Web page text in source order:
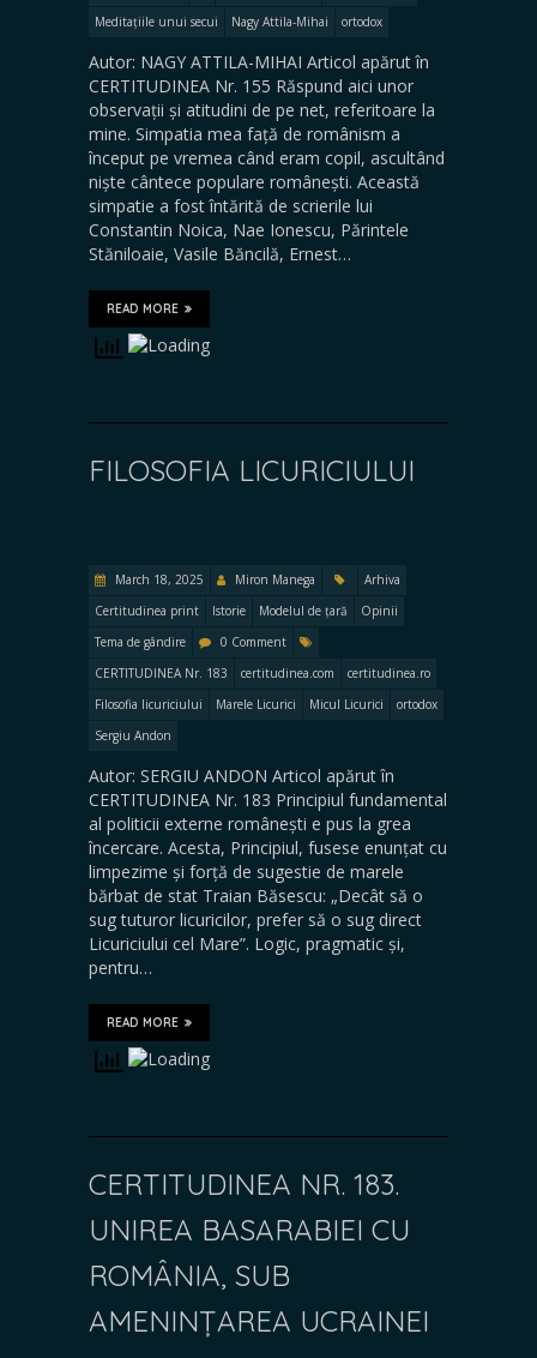
Meditațiile unui secui
Nagy Attila-Mihai ortodox
Autor: NAGY ATTILA-MIHAI Articol apărut în
CERTITUDINEA Nr. 155 Răspund aici unor
observații și atitudini de pe net, referitoare la
mine. Simpatia mea față de românism a
început pe vremea când eram copil, ascultând
niște cântece populare românești. Această
simpatie a fost întărită de scrierile lui
Constantin Noica, Nae Ionescu, Părintele
Stăniloaie, Vasile Băncilă, Ernest…
READ MORE
FILOSOFIA LICURICIULUI
March 18, 2025 Miron Manega
Arhiva
Certitudinea print
Istorie Modelul de țară
Opinii
Tema de gândire
0 Comment
CERTITUDINEA Nr. 183
certitudinea.com
certitudinea.ro
Filosofia licuriciului
Marele Licurici Micul Licurici
ortodox
Sergiu Andon
Autor: SERGIU ANDON Articol apărut în
CERTITUDINEA Nr. 183 Principiul fundamental
al politicii externe românești e pus la grea
încercare. Acesta, Principiul, fusese enunțat cu
limpezime și forță de sugestie de marele
bărbat de stat Traian Băsescu: „Decât să o
sug tuturor licuricilor, prefer să o sug direct
Licuriciului cel Mare”. Logic, pragmatic și,
pentru…
READ MORE
CERTITUDINEA NR. 183.
UNIREA BASARABIEI CU
ROMÂNIA, SUB
AMENINȚAREA UCRAINEI